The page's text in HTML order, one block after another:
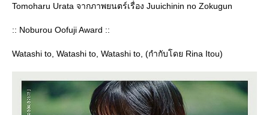
Tomoharu Urata จากภาพยนตร์เรื่อง Juuichinin no Zokugun
:: Noburou Oofuji Award ::
Watashi to, Watashi to, Watashi to, (กำกับโดย Rina Itou)